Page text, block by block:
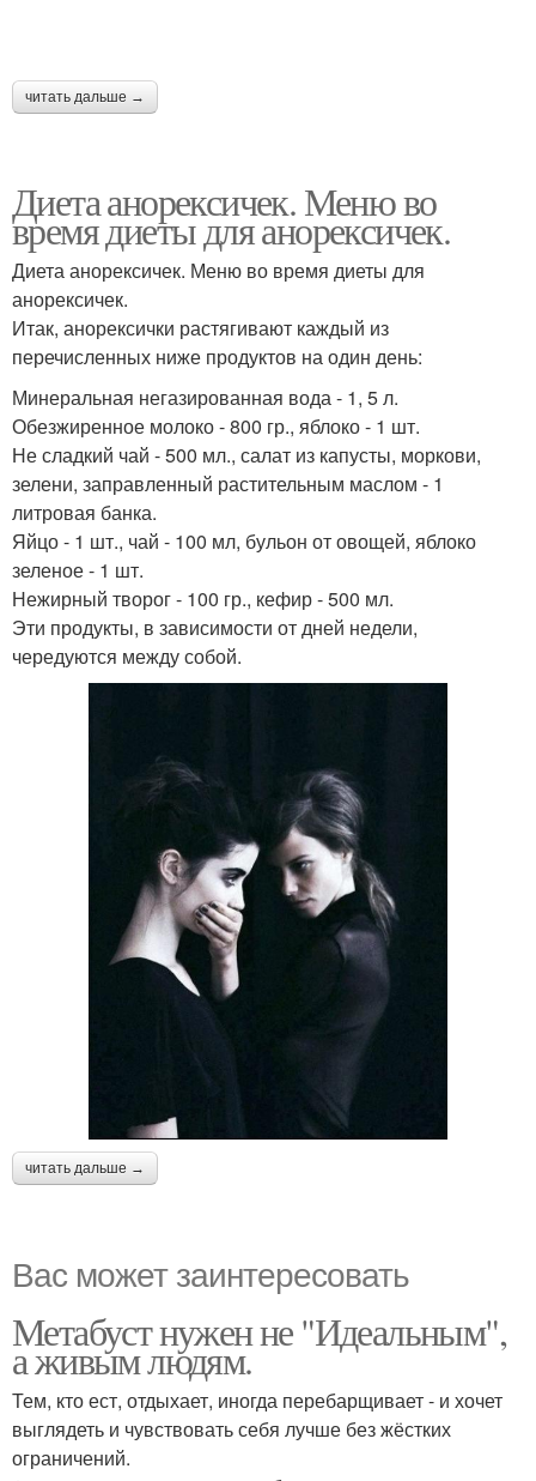
читать дальше →
Диета анорексичек. Меню во
время диеты для анорексичек.
Диета анорексичек. Меню во время диеты для
анорексичек.
Итак, анорексички растягивают каждый из
перечисленных ниже продуктов на один день:
Минеральная негазированная вода - 1, 5 л.
Обезжиренное молоко - 800 гр., яблоко - 1 шт.
Не сладкий чай - 500 мл., салат из капусты, моркови,
зелени, заправленный растительным маслом - 1
литровая банка.
Яйцо - 1 шт., чай - 100 мл, бульон от овощей, яблоко
зеленое - 1 шт.
Нежирный творог - 100 гр., кефир - 500 мл.
Эти продукты, в зависимости от дней недели,
чередуются между собой.
читать дальше →
Вас может заинтересовать
Метабуст нужен не "Идеальным",
а живым людям.
Тем, кто ест, отдыхает, иногда перебарщивает - и хочет
выглядеть и чувствовать себя лучше без жёстких
ограничений.